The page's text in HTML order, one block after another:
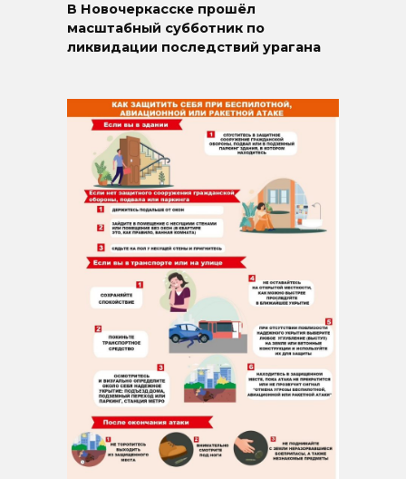
В Новочеркасске прошёл
масштабный субботник по
ликвидации последствий урагана